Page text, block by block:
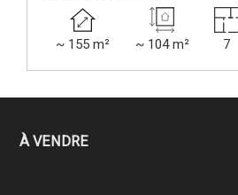
~ 155 m² ~ 104 m² 7
À VENDRE